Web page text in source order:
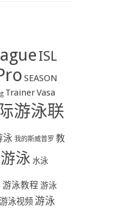
ISL
SEASON
TrainerVasa
游泳联
泳 我的斯威普罗 教
泳 水泳
游泳教程 游泳
游泳视频 游泳